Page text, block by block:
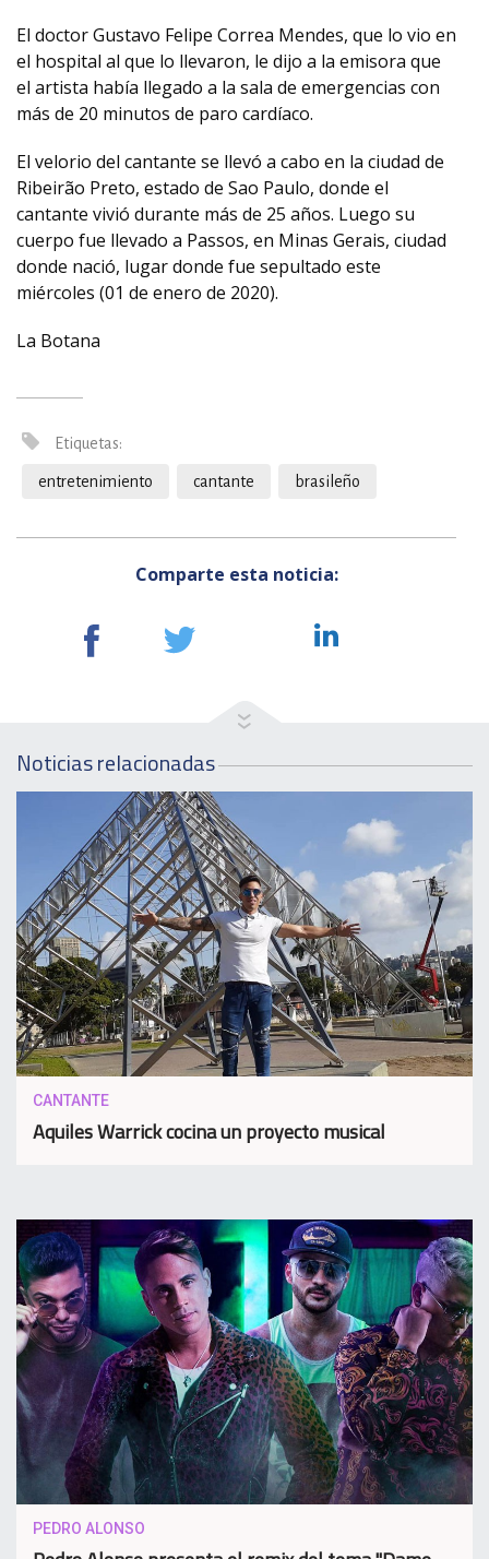
El doctor Gustavo Felipe Correa Mendes, que lo vio en
el hospital al que lo llevaron, le dijo a la emisora que
el artista había llegado a la sala de emergencias con
más de 20 minutos de paro cardíaco.
El velorio del cantante se llevó a cabo en la ciudad de
Ribeirão Preto, estado de Sao Paulo, donde el
cantante vivió durante más de 25 años. Luego su
cuerpo fue llevado a Passos, en Minas Gerais, ciudad
donde nació, lugar donde fue sepultado este
miércoles (01 de enero de 2020).
La Botana
Etiquetas:
entretenimiento cantante brasileño
Comparte esta noticia:
Noticias relacionadas
CANTANTE
Aquiles Warrick cocina un proyecto musical
PEDRO ALONSO